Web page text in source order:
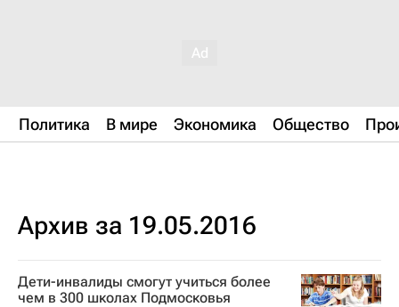
Политика В мире Экономика Общество
Архив за 19.05.2016
Дети-инвалиды смогут учиться более
чем в 300 школах Подмосковья